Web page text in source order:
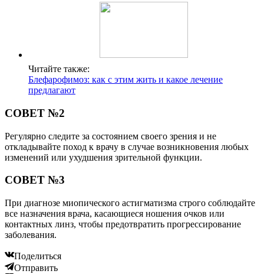
Читайте также:
Блефарофимоз: как с этим жить и какое лечение
предлагают
СОВЕТ №2
Регулярно следите за состоянием своего зрения и не
откладывайте поход к врачу в случае возникновения любых
изменений или ухудшения зрительной функции.
СОВЕТ №3
При диагнозе миопического астигматизма строго соблюдайте
все назначения врача, касающиеся ношения очков или
контактных линз, чтобы предотвратить прогрессирование
заболевания.
Поделиться
Отправить